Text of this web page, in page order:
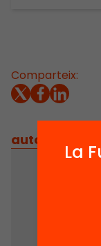
Comparteix:
autors
La